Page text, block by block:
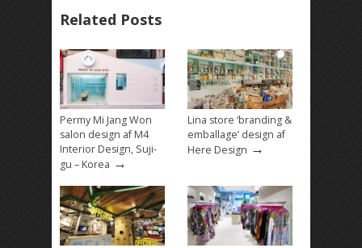
Related Posts
Permy Mi Jang Won
salon design af M4
Interior Design, Suji-
gu – Korea →
Lina store ‘branding &
emballage’ design af
Here Design →